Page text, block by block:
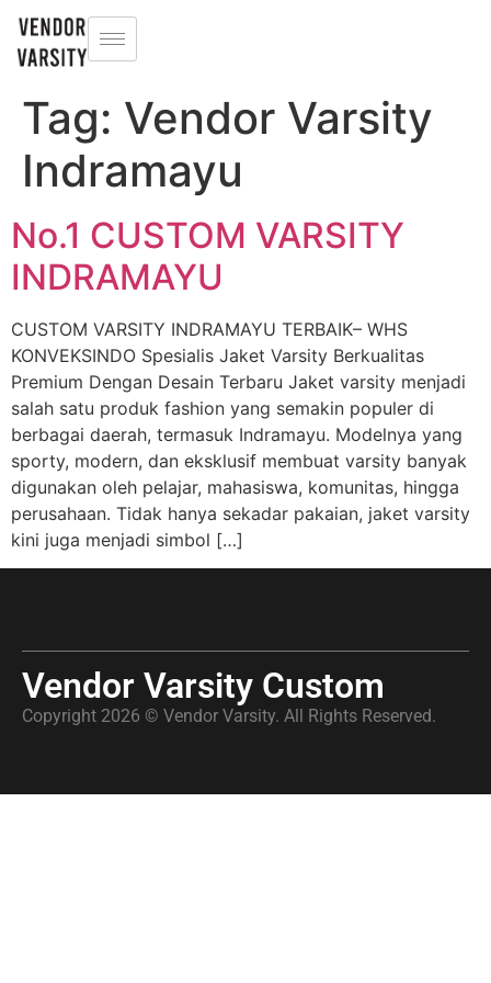
Tag: Vendor Varsity
Indramayu
No.1 CUSTOM VARSITY
INDRAMAYU
CUSTOM VARSITY INDRAMAYU TERBAIK– WHS
KONVEKSINDO Spesialis Jaket Varsity Berkualitas
Premium Dengan Desain Terbaru Jaket varsity menjadi
salah satu produk fashion yang semakin populer di
berbagai daerah, termasuk Indramayu. Modelnya yang
sporty, modern, dan eksklusif membuat varsity banyak
digunakan oleh pelajar, mahasiswa, komunitas, hingga
perusahaan. Tidak hanya sekadar pakaian, jaket varsity
kini juga menjadi simbol […]
Vendor Varsity Custom
Copyright 2026 © Vendor Varsity. All Rights Reserved.